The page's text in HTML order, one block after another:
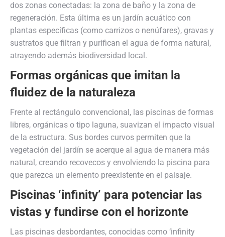
dos zonas conectadas: la zona de baño y la zona de
regeneración. Esta última es un jardín acuático con
plantas específicas (como carrizos o nenúfares), gravas y
sustratos que filtran y purifican el agua de forma natural,
atrayendo además biodiversidad local.
Formas orgánicas que imitan la
fluidez de la naturaleza
Frente al rectángulo convencional, las piscinas de formas
libres, orgánicas o tipo laguna, suavizan el impacto visual
de la estructura. Sus bordes curvos permiten que la
vegetación del jardín se acerque al agua de manera más
natural, creando recovecos y envolviendo la piscina para
que parezca un elemento preexistente en el paisaje.
Piscinas ‘infinity’ para potenciar las
vistas y fundirse con el horizonte
Las piscinas desbordantes, conocidas como ‘infinity